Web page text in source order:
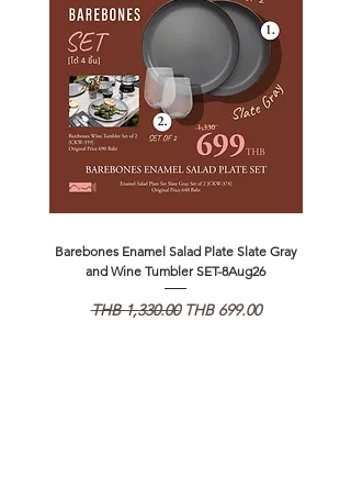
Barebones Enamel Salad Plate Slate Gray
and Wine Tumbler SET-8Aug26
通常価格
THB 1,330.00 セール価格
THB 699.00